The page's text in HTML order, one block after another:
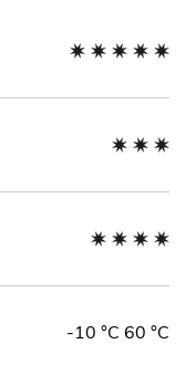
-10 °C 60 °C